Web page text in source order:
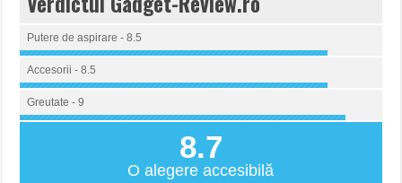
Putere de aspirare - 8.5
Accesorii - 8.5
Greutate - 9
8.7
O alegere accesibilă